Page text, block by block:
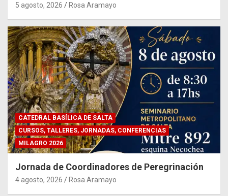
5 agosto, 2026 Rosa Aramayo
CATEDRAL BASÍLICA DE SALTA
CURSOS, TALLERES, JORNADAS, CONFERENCIAS
MILAGRO 2026
Jornada de Coordinadores de Peregrinación
4 agosto, 2026 Rosa Aramayo